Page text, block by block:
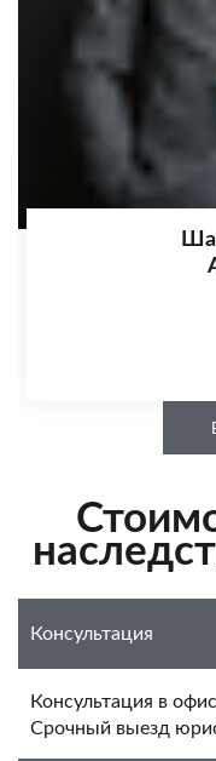
Консультация
Консультация в
Срочный выезд